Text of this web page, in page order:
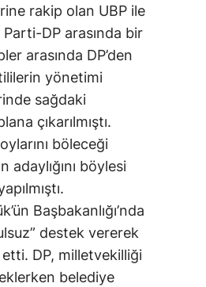
rakip olan UBP ile
DP arasında bir
arasında DP’den
yönetimi
sağdaki
çıkarılmıştı.
böleceği
adaylığını böylesi
Başbakanlığı’nda
destek vererek
DP, milletvekilliği
belediye